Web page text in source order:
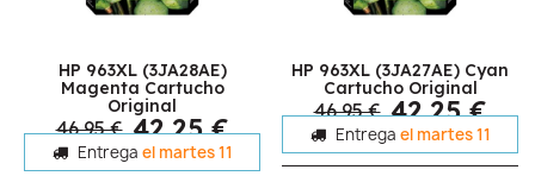
HP 963XL (3JA28AE)
Magenta Cartucho
Original
46,95 € 42,25 €
Entrega el martes 11
HP 963XL (3JA27AE) Cyan
Cartucho Original
46,95 € 42,25 €
Entrega el martes 11